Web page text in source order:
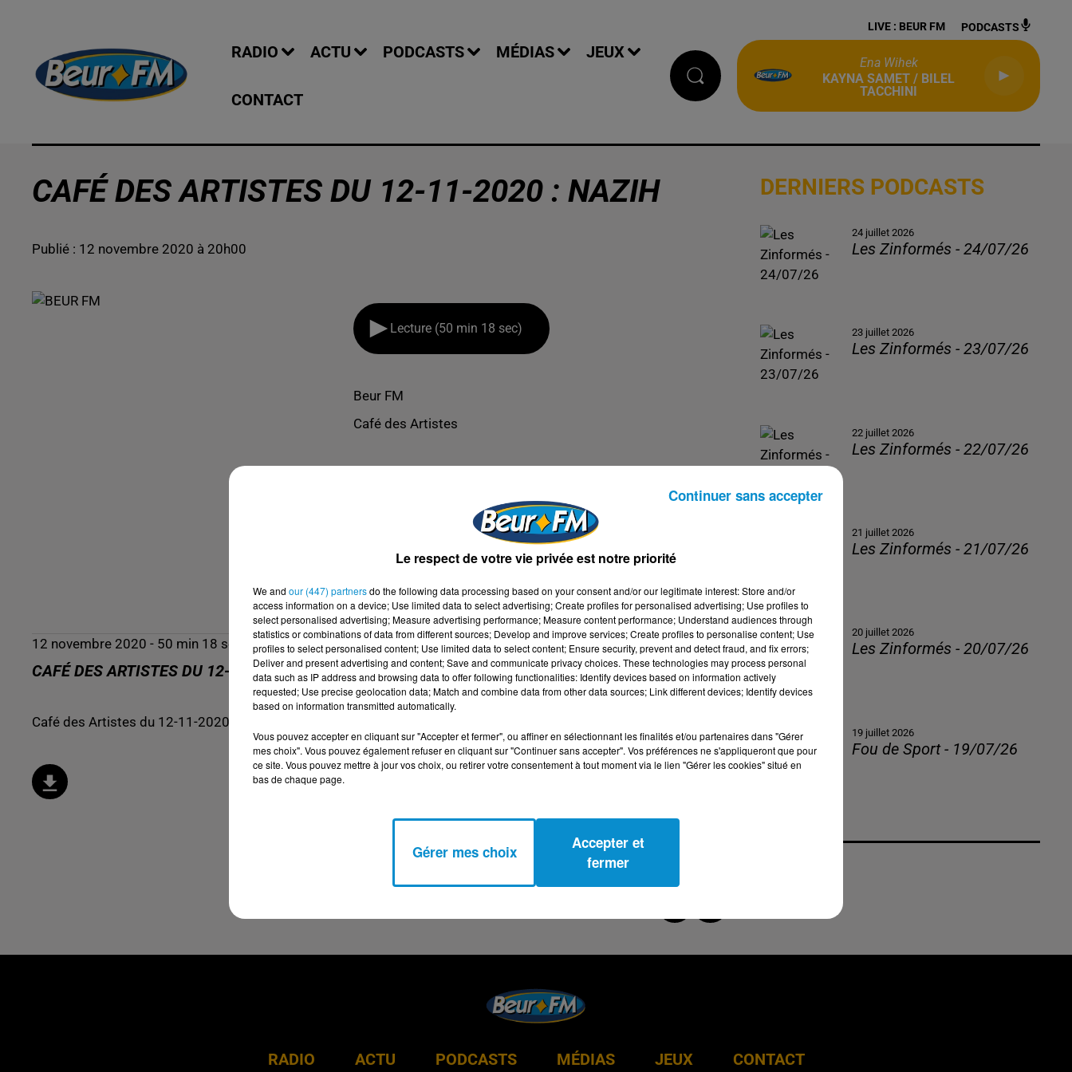
RADIO ACTU PODCASTS MÉDIAS JEUX
CONTACT
LIVE : BEUR FM PODCASTS
Ena Wihek
KAYNA SAMET / BILEL
TACCHINI
CAFÉ DES ARTISTES DU 12-11-2020 : NAZIH
Publié : 12 novembre 2020 à 20h00
Lecture (50 min 18 sec)
Beur FM
Café des Artistes
12 novembre 2020 - 50 min 18 sec
CAFÉ DES ARTISTES DU 12-11-2020 : NAZIH
Café des Artistes du 12-11-2020 : Nazih
DERNIERS PODCASTS
24 juillet 2026
Les Zinformés - 24/07/26
23 juillet 2026
Les Zinformés - 23/07/26
22 juillet 2026
Les Zinformés - 22/07/26
21 juillet 2026
Les Zinformés - 21/07/26
20 juillet 2026
Les Zinformés - 20/07/26
19 juillet 2026
Fou de Sport - 19/07/26
RADIO ACTU PODCASTS MÉDIAS JEUX CONTACT
Le respect de votre vie privée est notre priorité
We and our (447) partnersdo the following data processing based on your consent and/or our legitimate interest: Store and/or
access information on a device; Use limited data to select advertising; Create profiles for personalised advertising; Use profiles to
select personalised advertising; Measure advertising performance; Measure content performance; Understand audiences through
statistics or combinations of data from different sources; Develop and improve services; Create profiles to personalise content; Use
profiles to select personalised content; Use limited data to select content; Ensure security, prevent and detect fraud, and fix errors;
Deliver and present advertising and content; Save and communicate privacy choices. These technologies may process personal
data such as IP address and browsing data to offer following functionalities: Identify devices based on information actively
requested; Use precise geolocation data; Match and combine data from other data sources; Link different devices; Identify devices
based on information transmitted automatically.
Vous pouvez accepter en cliquant sur "Accepter et fermer", ou affiner en sélectionnant les finalités et/ou partenaires dans "Gérer
mes choix". Vous pouvez également refuser en cliquant sur "Continuer sans accepter". Vos préférences ne s'appliqueront que pour
ce site. Vous pouvez mettre à jour vos choix, ou retirer votre consentement à tout moment via le lien "Gérer les cookies" situé en
bas de chaque page.
Gérer mes choix
Accepter et
fermer
Continuer sans accepter